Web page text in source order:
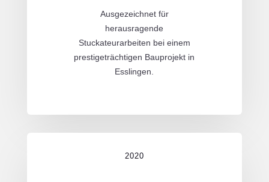
Ausgezeichnet für
herausragende
Stuckateurarbeiten bei einem
prestigeträchtigen Bauprojekt in
Esslingen.
2020